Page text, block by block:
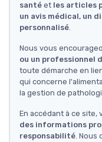
santé et les articles
un avis médical, un
personnalisé.
Nous vous
ou un professionnel
toute démarche en
qui concerne
la gestion de
En accédant à ce site,
des informations
responsabilité. Nous